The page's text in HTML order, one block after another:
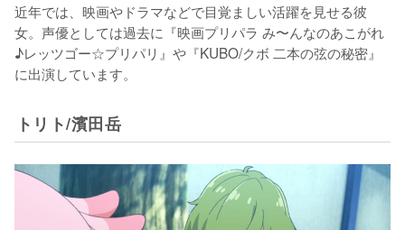
近年では、映画やドラマなどで目覚ましい活躍を見せる彼
女。声優としては過去に『映画プリパラ み〜んなのあこがれ
♪レッツゴー☆プリパリ』や『KUBO/クボ 二本の弦の秘密』
に出演しています。
トリト/濱田岳